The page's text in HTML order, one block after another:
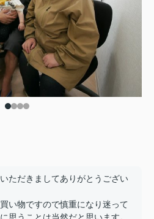
ただきましてありがとうござい
い物ですので慎重になり迷って